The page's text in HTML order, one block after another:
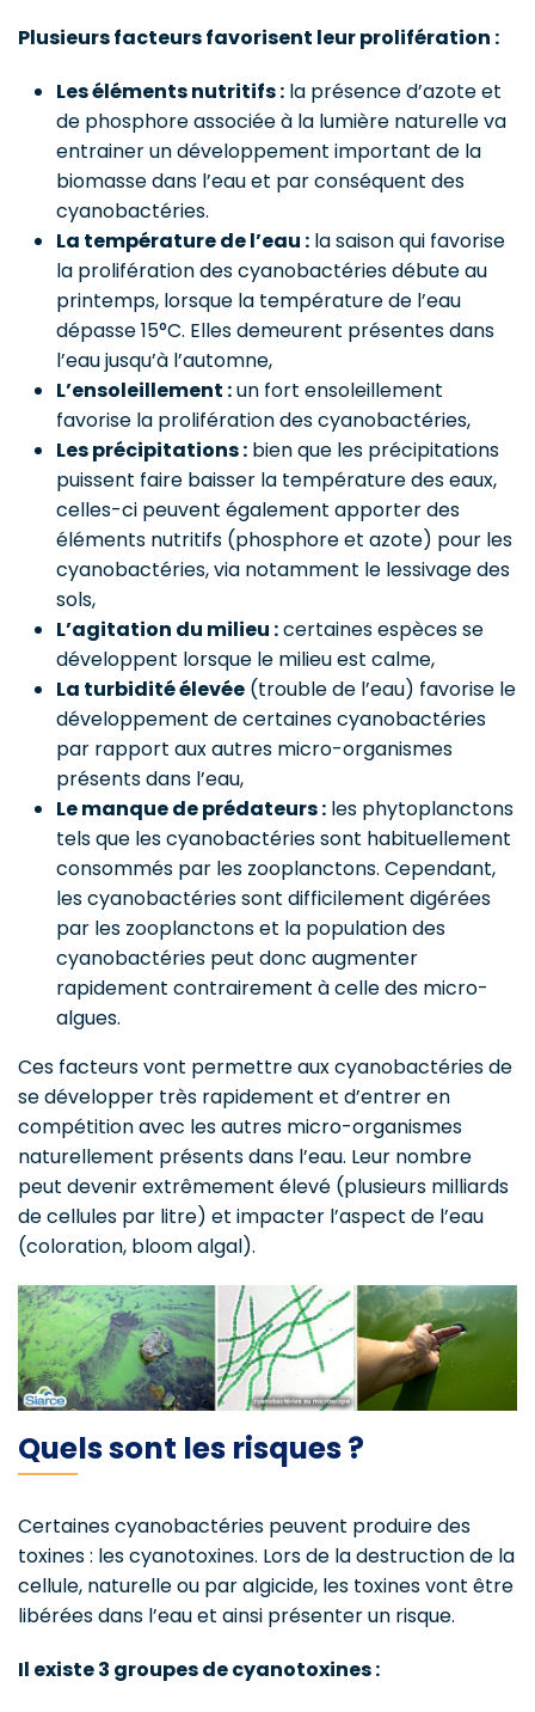
Plusieurs facteurs favorisent leur prolifération :
Les éléments nutritifs : la présence d’azote et
de phosphore associée à la lumière naturelle va
entrainer un développement important de la
biomasse dans l’eau et par conséquent des
cyanobactéries.
La température de l’eau : la saison qui favorise
la prolifération des cyanobactéries débute au
printemps, lorsque la température de l’eau
dépasse 15°C. Elles demeurent présentes dans
l’eau jusqu’à l’automne,
L’ensoleillement :un fort ensoleillement
favorise la prolifération des cyanobactéries,
Les précipitations : bien que les précipitations
puissent faire baisser la température des eaux,
celles-ci peuvent également apporter des
éléments nutritifs (phosphore et azote) pour les
cyanobactéries, via notamment le lessivage des
sols,
L’agitation du milieu :certaines espèces se
développent lorsque le milieu est calme,
La turbidité élevée (trouble de l’eau) favorise le
développement de certaines cyanobactéries
par rapport aux autres micro-organismes
présents dans l’eau,
Le manque de prédateurs : les phytoplanctons
tels que les cyanobactéries sont habituellement
consommés par les zooplanctons. Cependant,
les cyanobactéries sont difficilement digérées
par les zooplanctons et la population des
cyanobactéries peut donc augmenter
rapidement contrairement à celle des micro-
algues.
Ces facteurs vont permettre aux cyanobactéries de
se développer très rapidement et d’entrer en
compétition avec les autres micro-organismes
naturellement présents dans l’eau. Leur nombre
peut devenir extrêmement élevé (plusieurs milliards
de cellules par litre) et impacter l’aspect de l’eau
(coloration, bloom algal).
Quels sont les risques ?
Certaines cyanobactéries peuvent produire des
toxines : les cyanotoxines. Lors de la destruction de la
cellule, naturelle ou par algicide, les toxines vont être
libérées dans l’eau et ainsi présenter un risque.
Il existe 3 groupes de cyanotoxines :